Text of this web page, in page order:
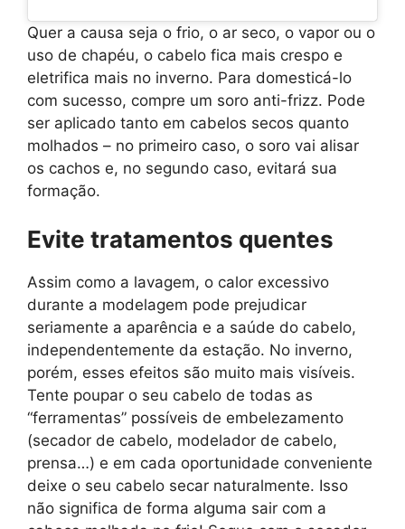
Quer a causa seja o frio, o ar seco, o vapor ou o
uso de chapéu, o cabelo fica mais crespo e
eletrifica mais no inverno. Para domesticá-lo
com sucesso, compre um soro anti-frizz. Pode
ser aplicado tanto em cabelos secos quanto
molhados – no primeiro caso, o soro vai alisar
os cachos e, no segundo caso, evitará sua
formação.
Evite tratamentos quentes
Assim como a lavagem, o calor excessivo
durante a modelagem pode prejudicar
seriamente a aparência e a saúde do cabelo,
independentemente da estação. No inverno,
porém, esses efeitos são muito mais visíveis.
Tente poupar o seu cabelo de todas as
“ferramentas” possíveis de embelezamento
(secador de cabelo, modelador de cabelo,
prensa…) e em cada oportunidade conveniente
deixe o seu cabelo secar naturalmente. Isso
não significa de forma alguma sair com a